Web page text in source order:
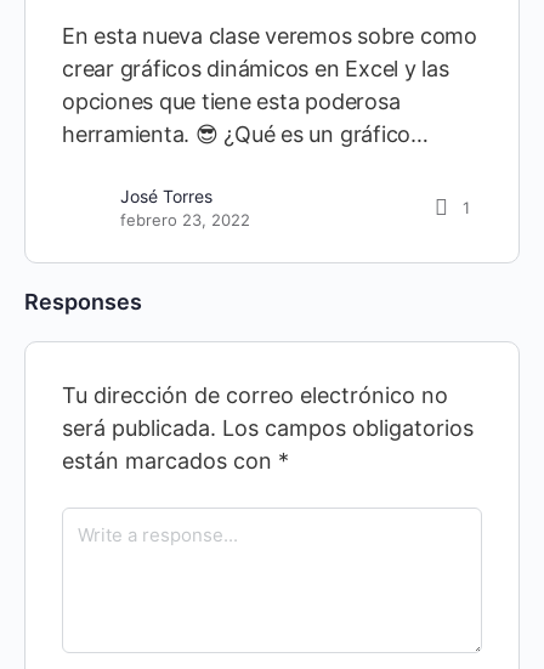
En esta nueva clase veremos sobre como
crear gráficos dinámicos en Excel y las
opciones que tiene esta poderosa
herramienta. 😎 ¿Qué es un gráfico…
José Torres
febrero 23, 2022
1
Responses
Tu dirección de correo electrónico no
será publicada. Los campos obligatorios
están marcados con *